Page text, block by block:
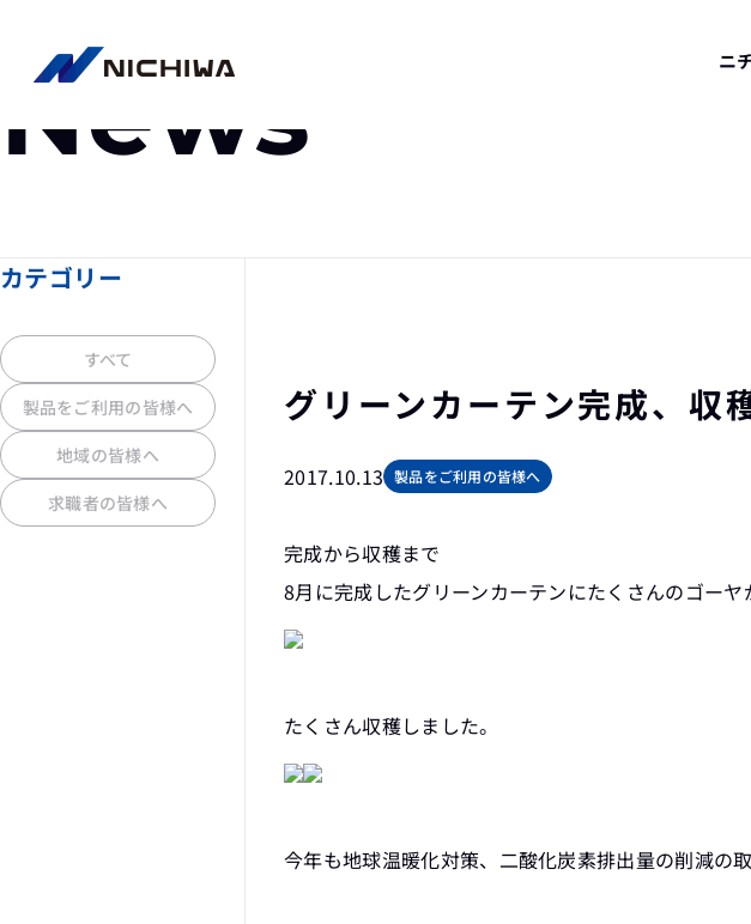
ニ
News
カテゴリー
すべて
製品をご利用の皆様へ
地域の皆様へ
求職者の皆様へ
グリーンカーテン完成、収
2017.10.13 製品をご利用の皆様へ
完成から収穫まで
8月に完成したグリーンカーテンにたくさんのゴーヤ
たくさん収穫しました。
今年も地球温暖化対策、二酸化炭素排出量の削減の